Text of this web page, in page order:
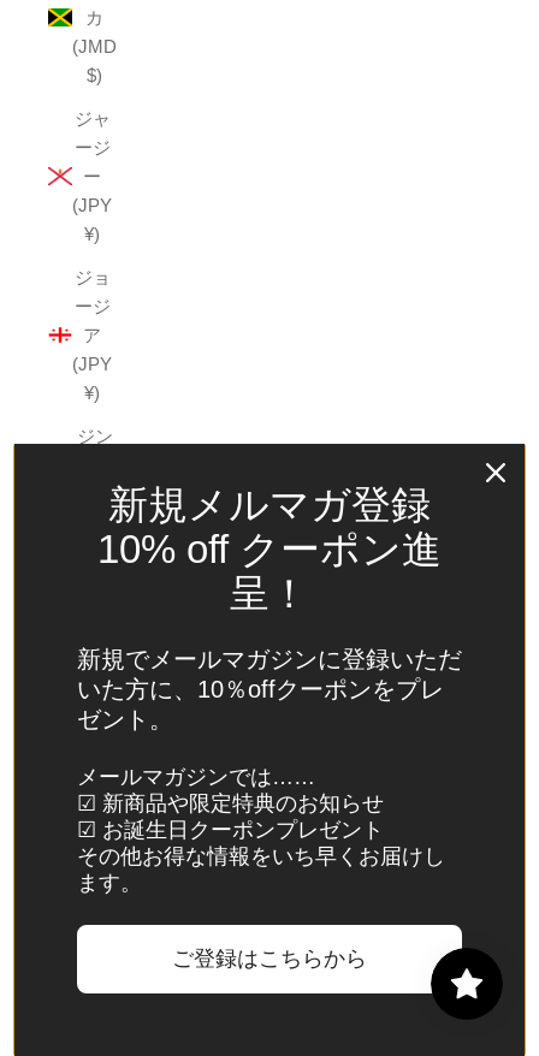
カ
(JMD
$)
ジャ
ージ
ー
(JPY
¥)
ジョ
ージ
ア
(JPY
¥)
ジン
(USD
(CHF
CHF)
スウ
デン
(SEK
kr)
スバ
島・
新規メルマガ登録
10% off クーポン進
呈！
新規でメールマガジンに登録いただ
いた方に、10％offクーポンをプレ
ゼント。
メールマガジンでは……
☑ 新商品や限定特典のお知らせ
☑ お誕生日クーポンプレゼント
その他お得な情報をいち早くお届けし
ます。
ご登録はこちらから